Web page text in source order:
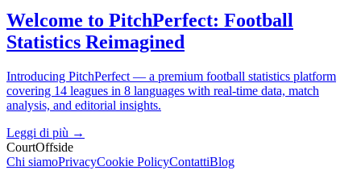
Welcome to PitchPerfect: Football
Statistics Reimagined
Introducing PitchPerfect — a premium football statistics platform
covering 14 leagues in 8 languages with real-time data, match
analysis, and editorial insights.
Leggi di più →
CourtOffside
Chi siamoPrivacyCookie PolicyContattiBlog